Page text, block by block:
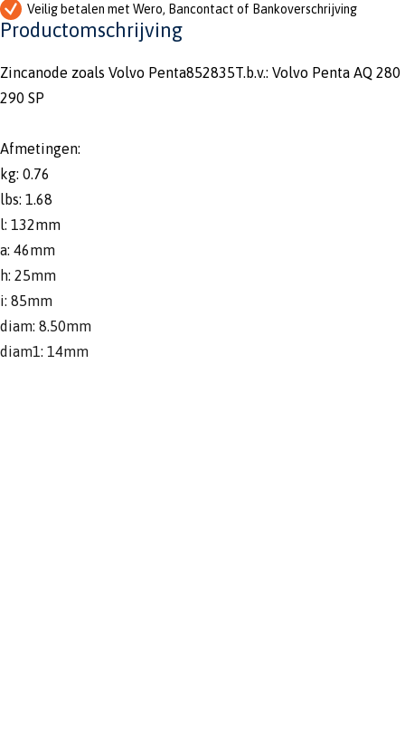
Veilig betalen met Wero, Bancontact of Bankoverschrijving
Productomschrijving
Zincanode zoals Volvo Penta852835T.b.v.: Volvo Penta AQ 280
290 SP
Afmetingen:
kg: 0.76
lbs: 1.68
l: 132mm
a: 46mm
h: 25mm
i: 85mm
diam: 8.50mm
diam1: 14mm